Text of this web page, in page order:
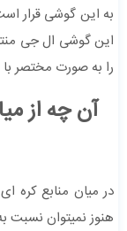
به این گوشی قرار
این گوشی ال جی
را به صورت مختصر با
هنوز نمیتوان